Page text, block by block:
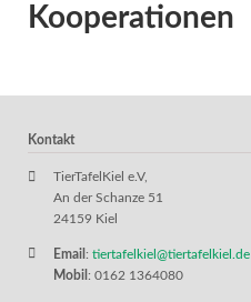
Kooperationen
Kontakt
TierTafelKiel e.V,
An der Schanze 51
24159 Kiel
Email : tiertafelkiel@tiertafelkiel.de
Mobil : 0162 1364080